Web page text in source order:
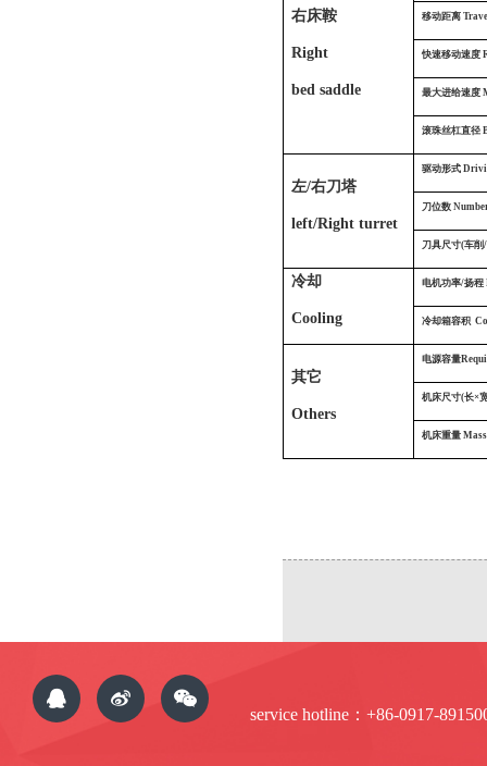
右床鞍
Right
bed saddle
移动距离
快速移动速度
最大进给速度
滚珠丝杠直径
左/右刀塔
left/Right turret
驱动形式
刀位数
刀具尺寸(车
冷却
Cooling
电机功率/扬
冷却箱容积
其它
Others
电源容量
机床尺寸(长×
机床重量
service hotline：+86-0917-